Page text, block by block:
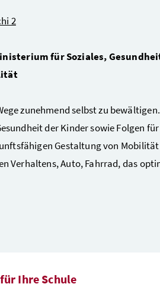
2
für Soziales,
zunehmend selbst zu
der Kinder sowie Folgen
Gestaltung von
Verhaltens, Auto, Fahrrad, das
Ihre Schule